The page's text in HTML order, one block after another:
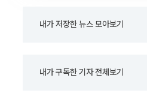
내가 저장한 뉴스 모아보기
내가 구독한 기자 전체보기